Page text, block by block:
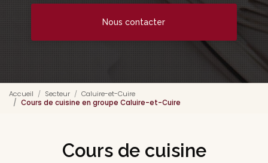
Nous contacter
Accueil Secteur
Caluire-et-Cuire
Cours de cuisine en groupe Caluire-et-Cuire
Cours de cuisine